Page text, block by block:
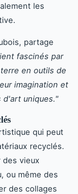
les
partage
fascinés par
en outils de
imagination et
uniques."
qui peut
recyclés.
des vieux
ou même des
des collages